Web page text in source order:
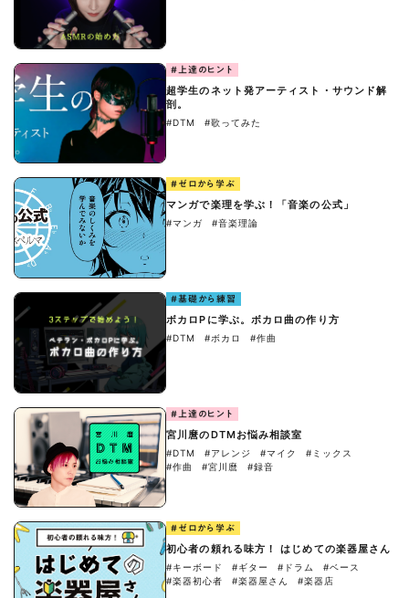
#上達のヒント
超学生のネット発アーティスト・サウンド解
剖。
#DTM #歌ってみた
#ゼロから学ぶ
マンガで楽理を学ぶ！「音楽の公式」
#マンガ #音楽理論
#基礎から練習
ボカロPに学ぶ。ボカロ曲の作り方
#DTM #ボカロ #作曲
#上達のヒント
宮川麿のDTMお悩み相談室
#DTM #アレンジ #マイク
#ミックス
#作曲
#宮川麿 #録音
#ゼロから学ぶ
初心者の頼れる味方！ はじめての楽器屋さん
#キーボード #ギター #ドラム
#ベース
#楽器初心者
#楽器屋さん #楽器店